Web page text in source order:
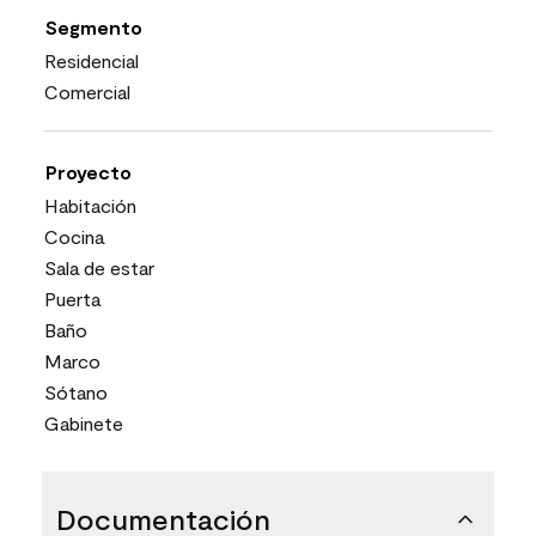
Segmento
Residencial
Comercial
Proyecto
Habitación
Cocina
Sala de estar
Puerta
Baño
Marco
Sótano
Gabinete
Documentación